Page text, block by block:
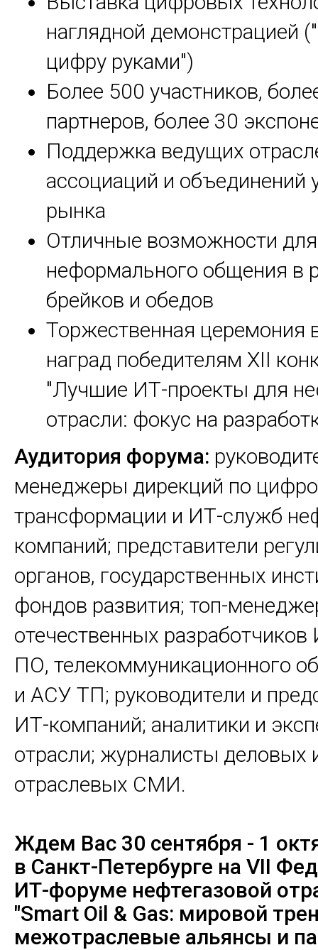
наглядной демонстрацией
цифру руками")
Более 500 участников,
партнеров, более 30
Поддержка ведущих
ассоциаций и объединений
рынка
Отличные возможности для
неформального общения в
брейков и обедов
Торжественная церемония
наград победителям XII
"Лучшие ИТ-проекты для
отрасли: фокус на
Аудитория форума:
менеджеры дирекций по
трансформации и ИТ-служб
компаний; представители
органов, государственных
фондов развития; топ-
отечественных
ПО, телекоммуникационного
и АСУ ТП; руководители и
ИТ-компаний; аналитики и
отрасли; журналисты деловых
отраслевых СМИ.
Ждем Вас 30 сентября - 1
в Санкт-Петербурге на VII
ИТ-форуме нефтегазовой
"Smart Oil & Gas: мировой
межотраслевые альянсы и